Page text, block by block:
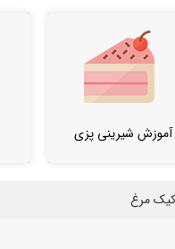
آموزش شیرینی پزی
مرغ